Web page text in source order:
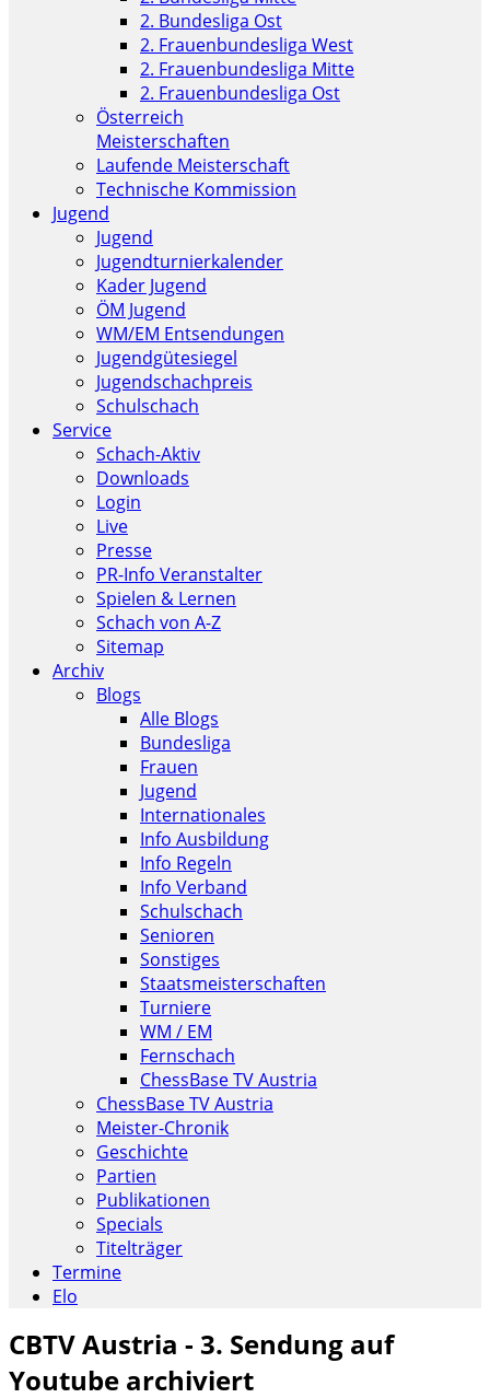
2. Bundesliga Ost
2. Frauenbundesliga West
2. Frauenbundesliga Mitte
2. Frauenbundesliga Ost
Österreich
Meisterschaften
Laufende Meisterschaft
Technische Kommission
Jugend
Jugend
Jugendturnierkalender
Kader Jugend
ÖM Jugend
WM/EM Entsendungen
Jugendgütesiegel
Jugendschachpreis
Schulschach
Service
Schach-Aktiv
Downloads
Login
Live
Presse
PR-Info Veranstalter
Spielen & Lernen
Schach von A-Z
Sitemap
Archiv
Blogs
Alle Blogs
Bundesliga
Frauen
Jugend
Internationales
Info Ausbildung
Info Regeln
Info Verband
Schulschach
Senioren
Sonstiges
Staatsmeisterschaften
Turniere
WM / EM
Fernschach
ChessBase TV Austria
ChessBase TV Austria
Meister-Chronik
Geschichte
Partien
Publikationen
Specials
Titelträger
Termine
Elo
CBTV Austria - 3. Sendung auf
Youtube archiviert